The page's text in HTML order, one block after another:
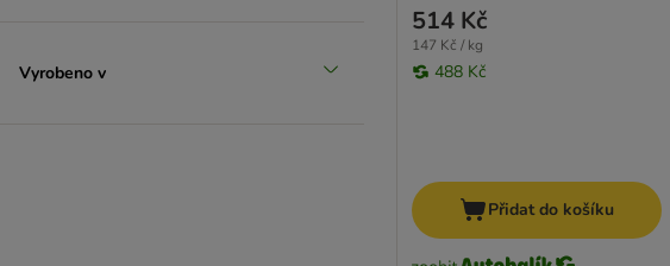
Vyrobeno v
514 Kč
147 Kč / kg
488 Kč
Přidat do košíku